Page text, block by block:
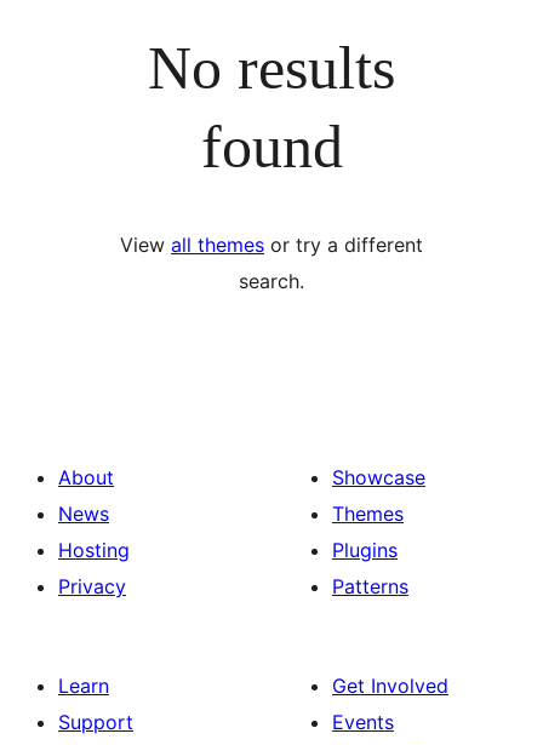
No results
found
View all themes or try a different
search.
About
News
Hosting
Privacy
Showcase
Themes
Plugins
Patterns
Learn
Support
Get Involved
Events